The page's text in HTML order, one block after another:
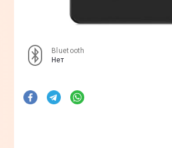
Bluetooth
Нет